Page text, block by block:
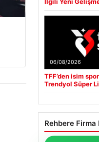
06/08/2026
TFF’den isim
Trendyol Süper
Rehbere Firma